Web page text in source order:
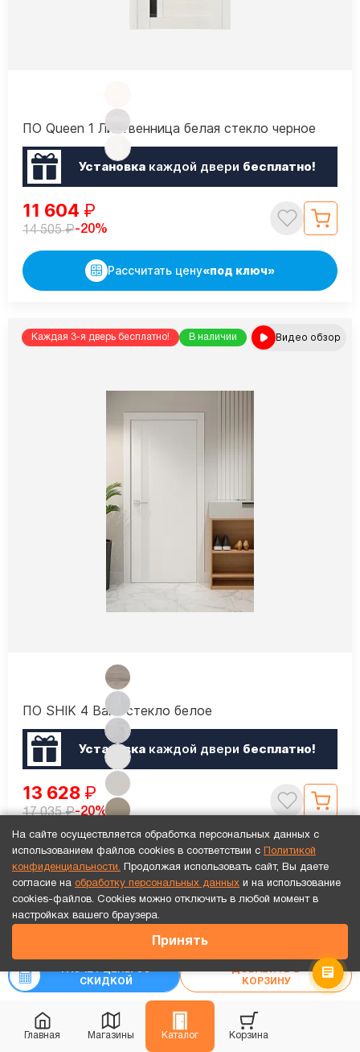
Главная Магазины Каталог Корзина
Точный расчет за 10 минут по СМС или телефону!
СКИДКОЙ
КОРЗИНУ
ПО Queen 1 Лиственница белая стекло черное
Установкакаждой двери бесплатно!
11 604 ₽
14 505₽-20%
Рассчитать цену«под ключ»
Каждая 3-я дверь бесплатно! В наличии Видео обзор
ПО SHIK 4 Вайт стекло белое
Установкакаждой двери бесплатно!
13 628 ₽
17 035₽-20%
Рассчитать цену«под ключ»
В наличии
На сайте осуществляется обработка персональных данных с
использованием файлов cookies в соответствии с
Политикой
конфиденциальности. Продолжая использовать сайт, Вы даете
согласие на обработку персональных данных и на использование
cookies-файлов. Cookies можно отключить в любой момент в
настройках вашего браузера.
Принять